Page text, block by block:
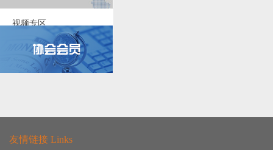
视频专区
友情链接 Links